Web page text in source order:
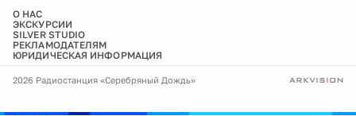
О НАС
ЭКСКУРСИИ
SILVER STUDIO
РЕКЛАМОДАТЕЛЯМ
ЮРИДИЧЕСКАЯ ИНФОРМАЦИЯ
2026 Радиостанция «Серебряный Дождь»